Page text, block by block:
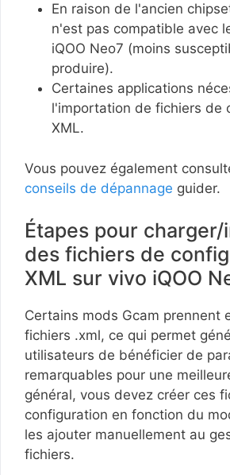
En raison de l'ancien
n'est pas compatible avec
iQOO Neo7 (moins
produire).
Certaines applications
l'importation de fichiers de
XML.
Vous pouvez également
conseils de dépannage guider.
Étapes pour
des fichiers de
XML sur vivo iQOO
Certains mods Gcam prennent
fichiers .xml, ce qui permet
utilisateurs de bénéficier de
remarquables pour une
général, vous devez créer ces
configuration en fonction du
les ajouter manuellement au
fichiers.